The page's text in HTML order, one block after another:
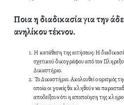
Ποια η διαδικασία για την
ανηλίκου τέκνου.
Η κατάθεση της αιτήσεως: Η
σχετικού δικογράφου από τον
Δικαστήριο.
Το Δικαστήριο. Ακολουθεί ο ορισμός
οποία οι γονείς θα κληθούν να
αποδείξουν ότι η αποποίηση της